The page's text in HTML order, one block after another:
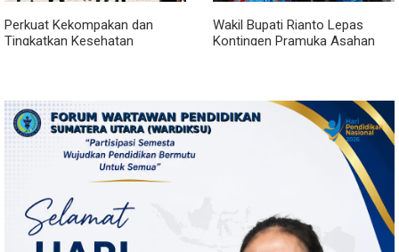
Perkuat Kekompakan dan
Tingkatkan Kesehatan
Wakil Bupati Rianto Lepas
Kontingen Pramuka Asahan